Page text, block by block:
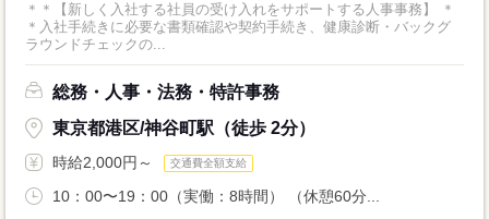
＊＊【新しく入社する社員の受け入れをサポートする人事事務】 ＊
＊入社手続きに必要な書類確認や契約手続き、健康診断・バックグ
ラウンドチェックの...
総務・人事・法務・特許事務
東京都港区/神谷町駅（徒歩 2分）
時給2,000円～ 交通費全額支給
10：00〜19：00（実働：8時間） （休憩60分...